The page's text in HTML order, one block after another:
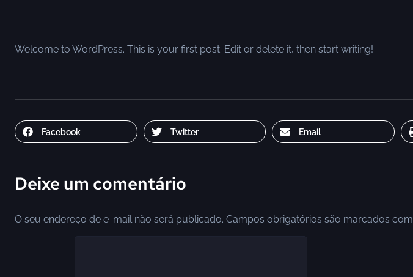
Welcome to WordPress. This is your first post. Edit or delete it, then start writing!
Facebook Twitter Email
Deixe um comentário
O seu endereço de e-mail não será publicado. Campos obrigatórios são marcados com